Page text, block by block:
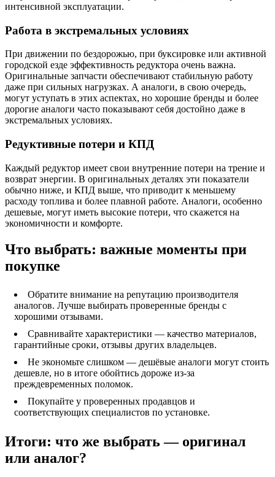
интенсивной эксплуатации.
Работа в экстремальных условиях
При движении по бездорожью, при буксировке или активной
городской езде эффективность редуктора очень важна.
Оригинальные запчасти обеспечивают стабильную работу
даже при сильных нагрузках. А аналоги, в свою очередь,
могут уступать в этих аспектах, но хорошие бренды и более
дорогие аналоги часто показывают себя достойно даже в
экстремальных условиях.
Редуктивные потери и КПД
Каждый редуктор имеет свои внутренние потери на трение и
возврат энергии. В оригинальных деталях эти показатели
обычно ниже, и КПД выше, что приводит к меньшему
расходу топлива и более плавной работе. Аналоги, особенно
дешевые, могут иметь высокие потери, что скажется на
экономичности и комфорте.
Что выбрать: важные моменты при
покупке
Обратите внимание на репутацию производителя
аналогов. Лучше выбирать проверенные бренды с
хорошими отзывами.
Сравнивайте характеристики — качество материалов,
гарантийные сроки, отзывы других владельцев.
Не экономьте слишком — дешёвые аналоги могут стоить
дешевле, но в итоге обойтись дороже из-за
преждевременных поломок.
Покупайте у проверенных продавцов и
соответствующих специалистов по установке.
Итоги: что же выбрать — оригинал
или аналог?